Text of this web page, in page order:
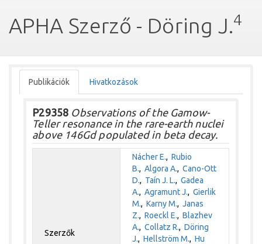
APHA Szerző - Döring J.4
Publikációk Hivatkozások
P29358 Observations of the Gamow-
Teller resonance in the rare-earth nuclei
above 146Gd populated in beta decay.
Szerzők
Nácher E.,Rubio
B.,Algora A.,Cano-Ott
D., Taín J. L.,Gadea
A.,Agramunt J.,Gierlik
M.,Karny M.,Janas
Z.,Roeckl E.,Blazhev
A.,Collatz R.,Döring
J.,Hellström M.,Hu